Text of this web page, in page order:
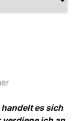
es sich